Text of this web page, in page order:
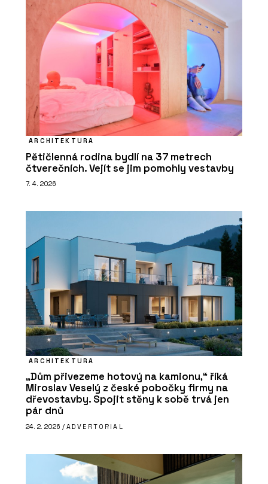
ARCHITEKTURA
Pětičlenná rodina bydlí na 37 metrech
čtverečních. Vejít se jim pomohly vestavby
7. 4. 2026
ARCHITEKTURA
„Dům přivezeme hotový na kamionu,“ říká
Miroslav Veselý z české pobočky firmy na
dřevostavby. Spojit stěny k sobě trvá jen
pár dnů
24. 2. 2026 / ADVERTORIAL